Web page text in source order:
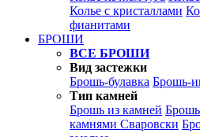
Колье с кристаллами
фианитами
БРОШИ
ВСЕ БРОШИ
Вид застежки
Брошь-булавка Брошь-
Тип камней
Брошь из камней
камнями Сваровски